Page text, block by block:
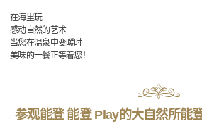
在海里玩
感动自然的艺术
当您在温泉中变暖时
美味的一餐正等着您！
参观能登 能登 Play的大自然所能